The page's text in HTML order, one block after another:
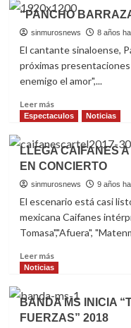
CONDECORAN
EN
ESPAÑA
A
COMO
COLOMBIANO
“PANCHO
sinmurosnews 8 años
El cantante sinaloense,
próximas
enemigo el amor",...
Leer másRead
more
“PANCHO
BARRAZA”
PREPARA
CONCIERTOS
Espectaculos Noticias
LLEGA CAIFANES
EN CONCIERTO
sinmurosnews 9 años
El escenario está casi
mexicana Caifanes
Tomasa","Afuera",
Leer másRead
more
LLEGA
CAIFANES
A
Noticias
BANDA MS INICIA
FUERZAS” 2018